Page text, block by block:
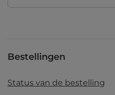
Bestellingen
Status van de bestelling